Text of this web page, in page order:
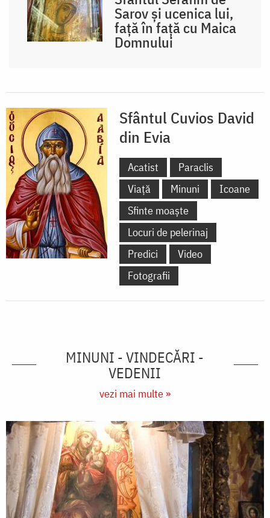
Sarov și ucenica lui,
față în față cu Maica
Domnului
Sfântul Cuvios David
din Evia
Acatist
Paraclis
Viață
Minuni
Icoane
Sfinte moaște
Locuri de pelerinaj
Predici
Video
Fotografii
MINUNI - VINDECĂRI -
VEDENII
vezi mai multe »